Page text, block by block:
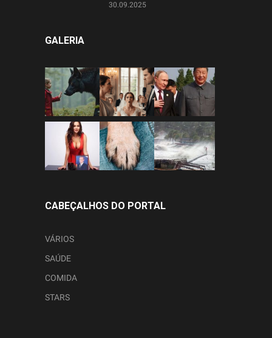
30.09.2025
GALERIA
CABEÇALHOS DO PORTAL
VÁRIOS
SAÚDE
COMIDA
STARS